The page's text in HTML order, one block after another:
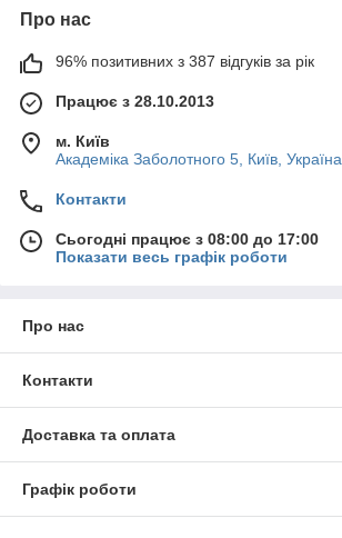
Про нас
96% позитивних з 387 відгуків за рік
Працює з 28.10.2013
м. Київ
Академіка Заболотного 5, Київ, Україна
Контакти
Сьогодні працює з 08:00 до 17:00
Показати весь графік роботи
Про нас
Контакти
Доставка та оплата
Графік роботи